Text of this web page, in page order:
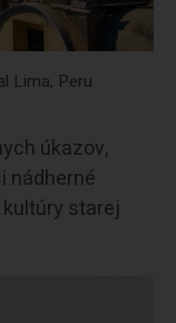
Lima, Peru
úkazov,
nádherné
starej